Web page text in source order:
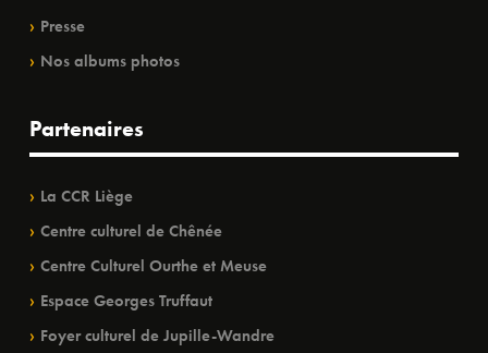
Presse
Nos albums photos
Partenaires
La CCR Liège
Centre culturel de Chênée
Centre Culturel Ourthe et Meuse
Espace Georges Truffaut
Foyer culturel de Jupille-Wandre